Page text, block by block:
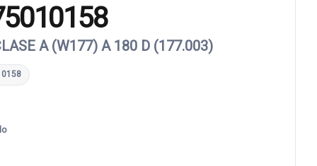
A (W177) A 180 D (177.003)